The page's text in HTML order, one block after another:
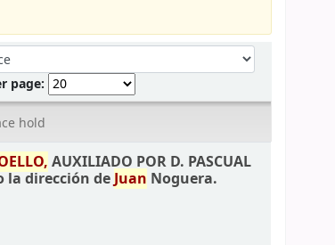
page:
hold
AUXILIADO POR D. PASCUAL
la dirección de Juan Noguera.